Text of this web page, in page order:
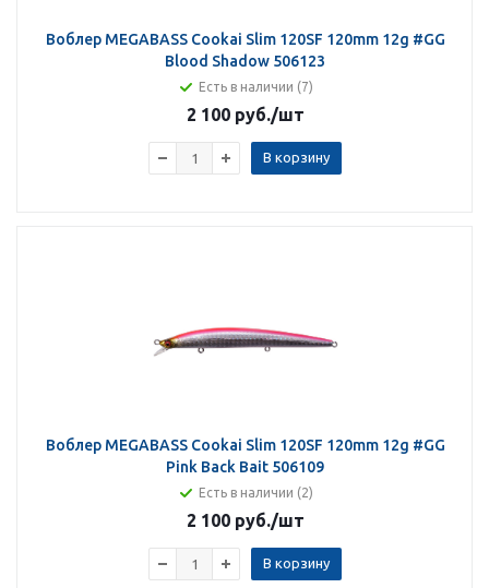
Воблер MEGABASS Cookai Slim 120SF 120mm 12g #GG
Blood Shadow 506123
Есть в наличии (7)
2 100 руб./шт
В корзину
Воблер MEGABASS Cookai Slim 120SF 120mm 12g #GG
Pink Back Bait 506109
Есть в наличии (2)
2 100 руб./шт
В корзину